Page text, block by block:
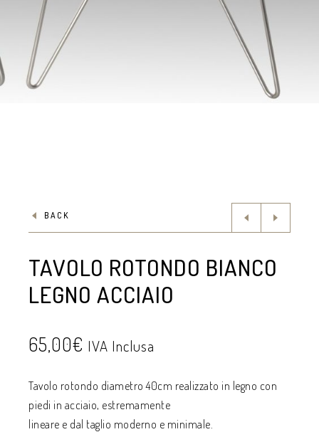
BACK
TAVOLO ROTONDO BIANCO
LEGNO ACCIAIO
65,00€ IVA Inclusa
Tavolo rotondo diametro 40cm realizzato in legno con
piedi in acciaio, estremamente
lineare e dal taglio moderno e minimale.